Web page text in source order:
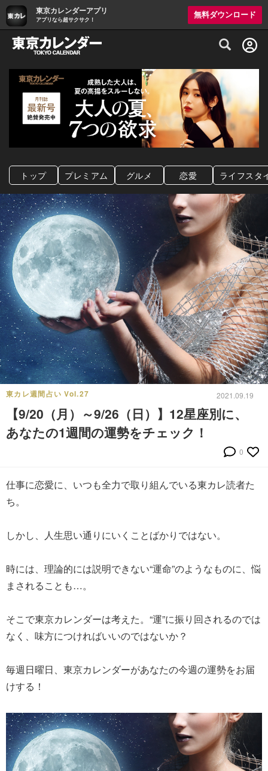
東京カレンダーアプリ
アプリなら超サクサク！
無料ダウンロード
グルメ情報・プレミアムレストラン予約
トップ プレミアム グルメ 恋愛 ライフスタ
東カレ週間占い Vol.27 2021.09.19
【9/20（月）～9/26（日）】12星座別に、
あなたの1週間の運勢をチェック！
0
仕事に恋愛に、いつも全力で取り組んでいる東カレ読者た
ち。
しかし、人生思い通りにいくことばかりではない。
時には、理論的には説明できない“運命”のようなものに、悩
まされることも…。
そこで東京カレンダーは考えた。“運”に振り回されるのでは
なく、味方につければいいのではないか？
毎週日曜日、東京カレンダーがあなたの今週の運勢をお届
けする！